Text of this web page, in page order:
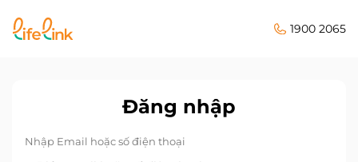
1900 2065
Đăng nhập
Nhập Email hoặc số điện thoại